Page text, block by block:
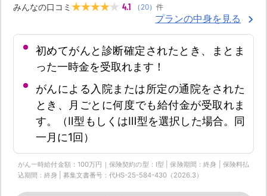
みんなの口コミ 4.1 （ 20） 件
プランの中身を見る
初めてがんと診断確定されたとき、まとま
った一時金を受取れます！
がんによる入院または所定の通院をされた
とき、月ごとに何度でも給付金が受取れま
す。（Ⅱ型もしくはⅢ型を選択した場合。同
一月に1回）
がん一時給付金額：100万円｜保険契約の型：Ⅰ型 | 保険期間：終身 | 保険料払
込期間：終身 | 募集文書番号：代HS-25-584-430（2026.3）